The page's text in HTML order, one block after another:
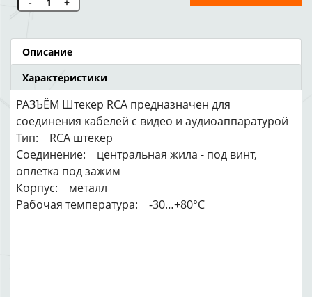
Описание
Характеристики
РАЗЪЁМ Штекер RCA предназначен для
соединения кабелей с видео и аудиоаппаратурой
Тип: RCA штекер
Соединение: центральная жила - под винт,
оплетка под зажим
Корпус: металл
Рабочая температура: -30…+80°C